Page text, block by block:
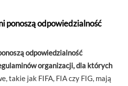
ponoszą odpowiedzialność
odpowiedzialność
organizacji, dla których
takie jak FIFA, FIA czy FIG, mają